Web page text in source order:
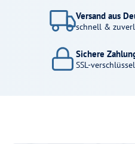
Versand aus
schnell &
Sichere
SSL-